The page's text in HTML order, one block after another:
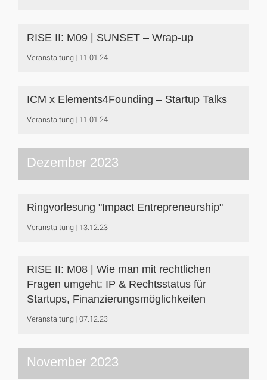
RISE II: M09 | SUNSET – Wrap-up
Veranstaltung 11.01.24
ICM x Elements4Founding – Startup Talks
Veranstaltung 11.01.24
Dezember 2023
Ringvorlesung "Impact Entrepreneurship"
Veranstaltung 13.12.23
RISE II: M08 | Wie man mit rechtlichen
Fragen umgeht: IP & Rechtsstatus für
Startups, Finanzierungsmöglichkeiten
Veranstaltung 07.12.23
November 2023